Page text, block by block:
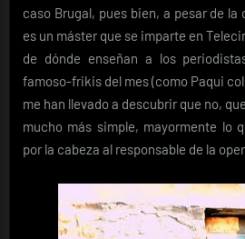
caso Brugal, pues bien, a pesar de
es un máster que se imparte en
de dónde enseñan a los
famoso-frikis del mes (como Paqui
me han llevado a descubrir que no,
mucho más simple, mayormente lo
por la cabeza al responsable de la